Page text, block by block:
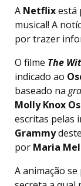
A Netflixestá
musical! A
por trazer
O filme The
indicado ao
baseado na
Molly Knox
escritas pelas
Grammy
por Maria
A animação